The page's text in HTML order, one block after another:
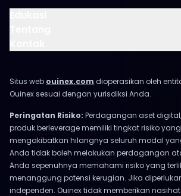
Situs web ouinex.com dioperasikan oleh
Ouinex sesuai dengan yurisdiksi Anda.
Peringatan Risiko: Perdagangan aset
produk berleverage memiliki tingkat risiko
mengakibatkan hilangnya seluruh modal
Anda tidak boleh melakukan perdagangan
Anda sepenuhnya memahami risiko yang
menanggung potensi kerugian. Jika
independen. Ouinex tidak memberikan